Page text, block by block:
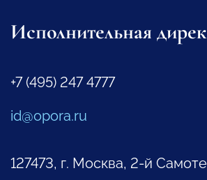
Исполнительная
+7 (495) 247 4777
id@opora.ru
127473, г. Москва, 2-й